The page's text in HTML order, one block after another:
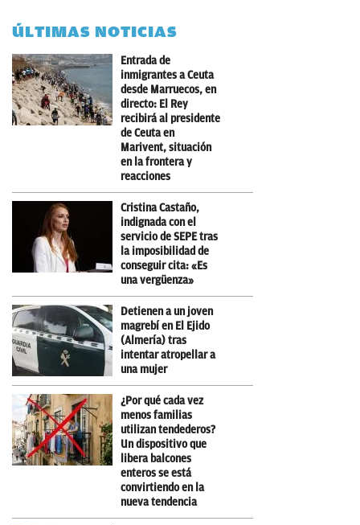
ÚLTIMAS NOTICIAS
Entrada de
inmigrantes a Ceuta
desde Marruecos, en
directo: El Rey
recibirá al presidente
de Ceuta en
Marivent, situación
en la frontera y
reacciones
Cristina Castaño,
indignada con el
servicio de SEPE tras
la imposibilidad de
conseguir cita: «Es
una vergüenza»
Detienen a un joven
magrebí en El Ejido
(Almería) tras
intentar atropellar a
una mujer
¿Por qué cada vez
menos familias
utilizan tendederos?
Un dispositivo que
libera balcones
enteros se está
convirtiendo en la
nueva tendencia